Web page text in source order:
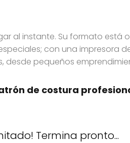
al instante. Su formato está
con una impresora
pequeños
de costura
Termina pronto...